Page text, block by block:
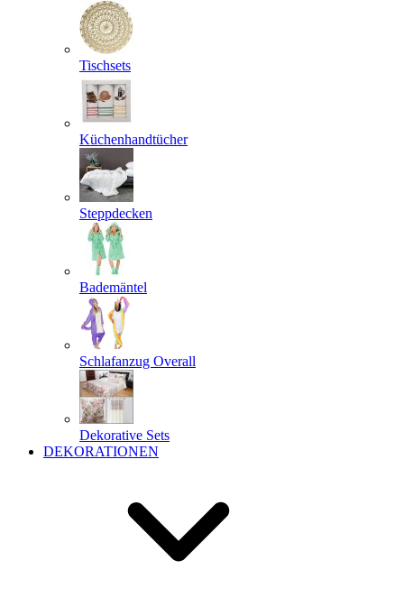
Tischsets
Küchenhandtücher
Steppdecken
Bademäntel
Schlafanzug Overall
Dekorative Sets
DEKORATIONEN